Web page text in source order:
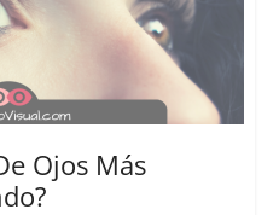
Ojos Más